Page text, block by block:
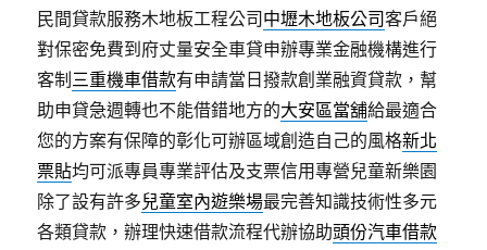
民間貸款服務木地板工程公司 中壢木地板公司客戶絕
對保密免費到府丈量安全車貸申辦專業金融機構進行
客制 三重機車借款有申請當日撥款創業融資貸款，幫
助申貸急週轉也不能借錯地方的大安區當舖給最適合
您的方案有保障的彰化可辦區域創造自己的風格新北
票貼均可派專員專業評估及支票信用專營兒童新樂園
除了設有許多兒童室內遊樂場最完善知識技術性多元
各類貸款，辦理快速借款流程代辦協助頭份汽車借款